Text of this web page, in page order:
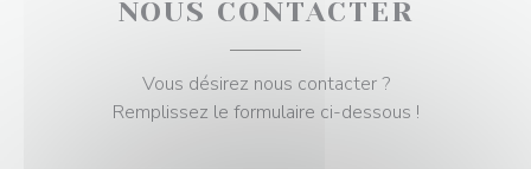
NOUS CONTACTER
Vous désirez nous contacter ?
Remplissez le formulaire ci-dessous !